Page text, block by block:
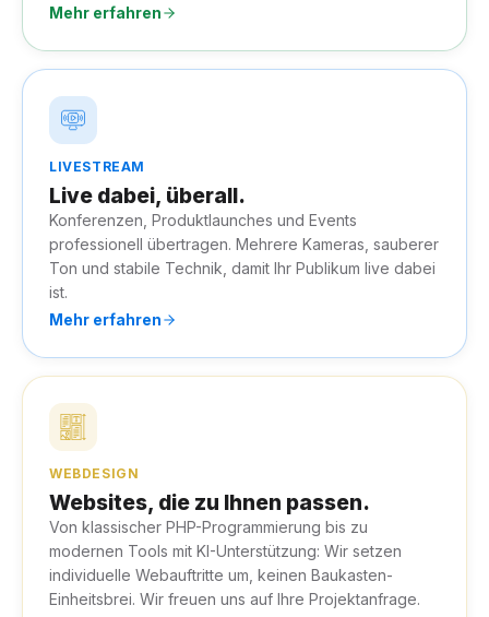
Mehr erfahren
LIVESTREAM
Live dabei, überall.
Konferenzen, Produktlaunches und Events
professionell übertragen. Mehrere Kameras, sauberer
Ton und stabile Technik, damit Ihr Publikum live dabei
ist.
Mehr erfahren
WEBDESIGN
Websites, die zu Ihnen passen.
Von klassischer PHP-Programmierung bis zu
modernen Tools mit KI-Unterstützung: Wir setzen
individuelle Webauftritte um, keinen Baukasten-
Einheitsbrei. Wir freuen uns auf Ihre Projektanfrage.